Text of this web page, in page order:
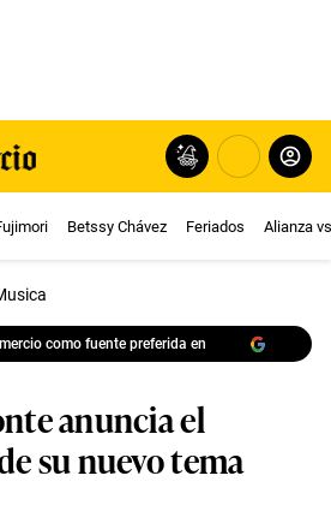
Betssy Chávez Feriados Alianza
como fuente preferida en
anuncia el
su nuevo tema